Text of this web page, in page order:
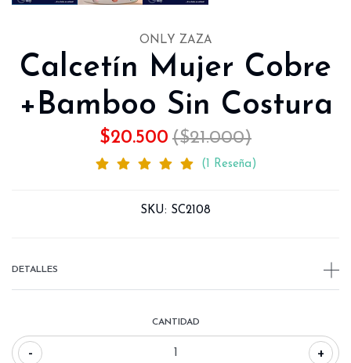
ONLY ZAZA
Calcetín Mujer Cobre
+Bamboo Sin Costura
$20.500 ($21.000)
(1 Reseña)
SKU: SC2108
DETALLES
CANTIDAD
- +